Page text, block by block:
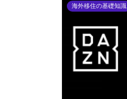
海外移住の基礎知識